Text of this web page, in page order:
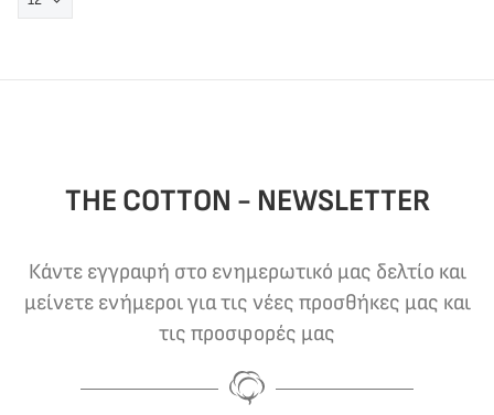
THE COTTON - NEWSLETTER
Κάντε εγγραφή στο ενημερωτικό μας δελτίο και
μείνετε ενήμεροι για τις νέες προσθήκες μας και
τις προσφορές μας